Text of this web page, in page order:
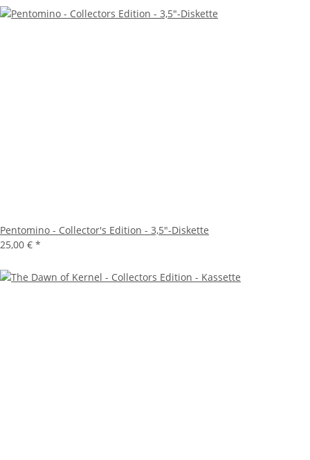
Pentomino - Collector's Edition - 3,5"-Diskette
25,00 € *